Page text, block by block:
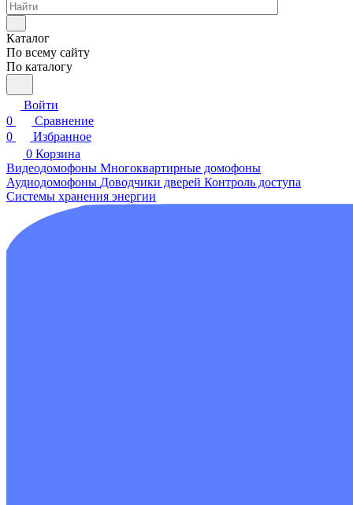
Каталог
По всему сайту
По каталогу
Войти
0
Сравнение
0
Избранное
0 Корзина
Видеодомофоны Многоквартирные домофоны
Аудиодомофоны Доводчики дверей Контроль доступа
Системы хранения энергии